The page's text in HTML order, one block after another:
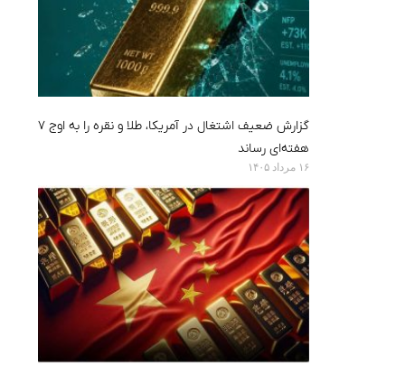
گزارش ضعیف اشتغال در آمریکا، طلا و نقره را به اوج ۷
هفته‌ای رساند
۱۶ مرداد ۱۴۰۵